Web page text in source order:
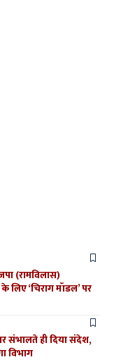
(रामविलास)
लिए ‘चिराग मॉडल’ पर
संभालते ही दिया संदेश,
विभाग